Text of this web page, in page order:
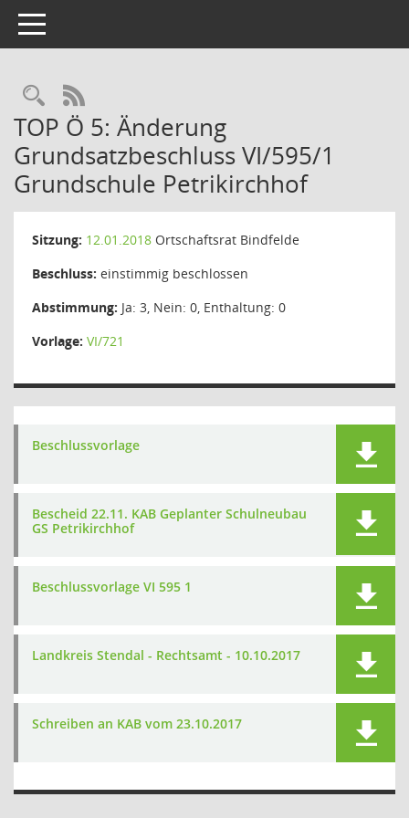
Toggle navigation
Rechercheauswahl
RSS-Feed
TOP Ö 5: Änderung
Grundsatzbeschluss VI/595/1
Grundschule Petrikirchhof
Sitzung: 12.01.2018 Ortschaftsrat Bindfelde
Beschluss: einstimmig beschlossen
Abstimmung: Ja: 3, Nein: 0, Enthaltung: 0
Vorlage: VI/721
Beschlussvorlage
Bescheid 22.11. KAB Geplanter Schulneubau
GS Petrikirchhof
Beschlussvorlage VI 595 1
Landkreis Stendal - Rechtsamt - 10.10.2017
Schreiben an KAB vom 23.10.2017